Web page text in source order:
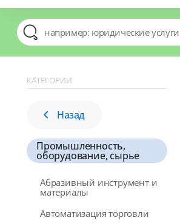
КАТЕГОРИИ
Назад
Промышленность,
оборудование, сырье
Абразивный инструмент и
материалы
Автоматизация торговли